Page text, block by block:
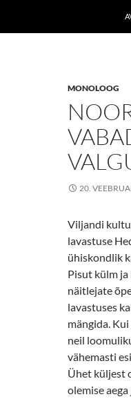
MONOLOOG
20.
Viljandi
lavastuse
ühiskondlik
Pisut külm
näitlejate
lavastuses
mängida.
neil
vähemasti
Ühet küljest
olemise